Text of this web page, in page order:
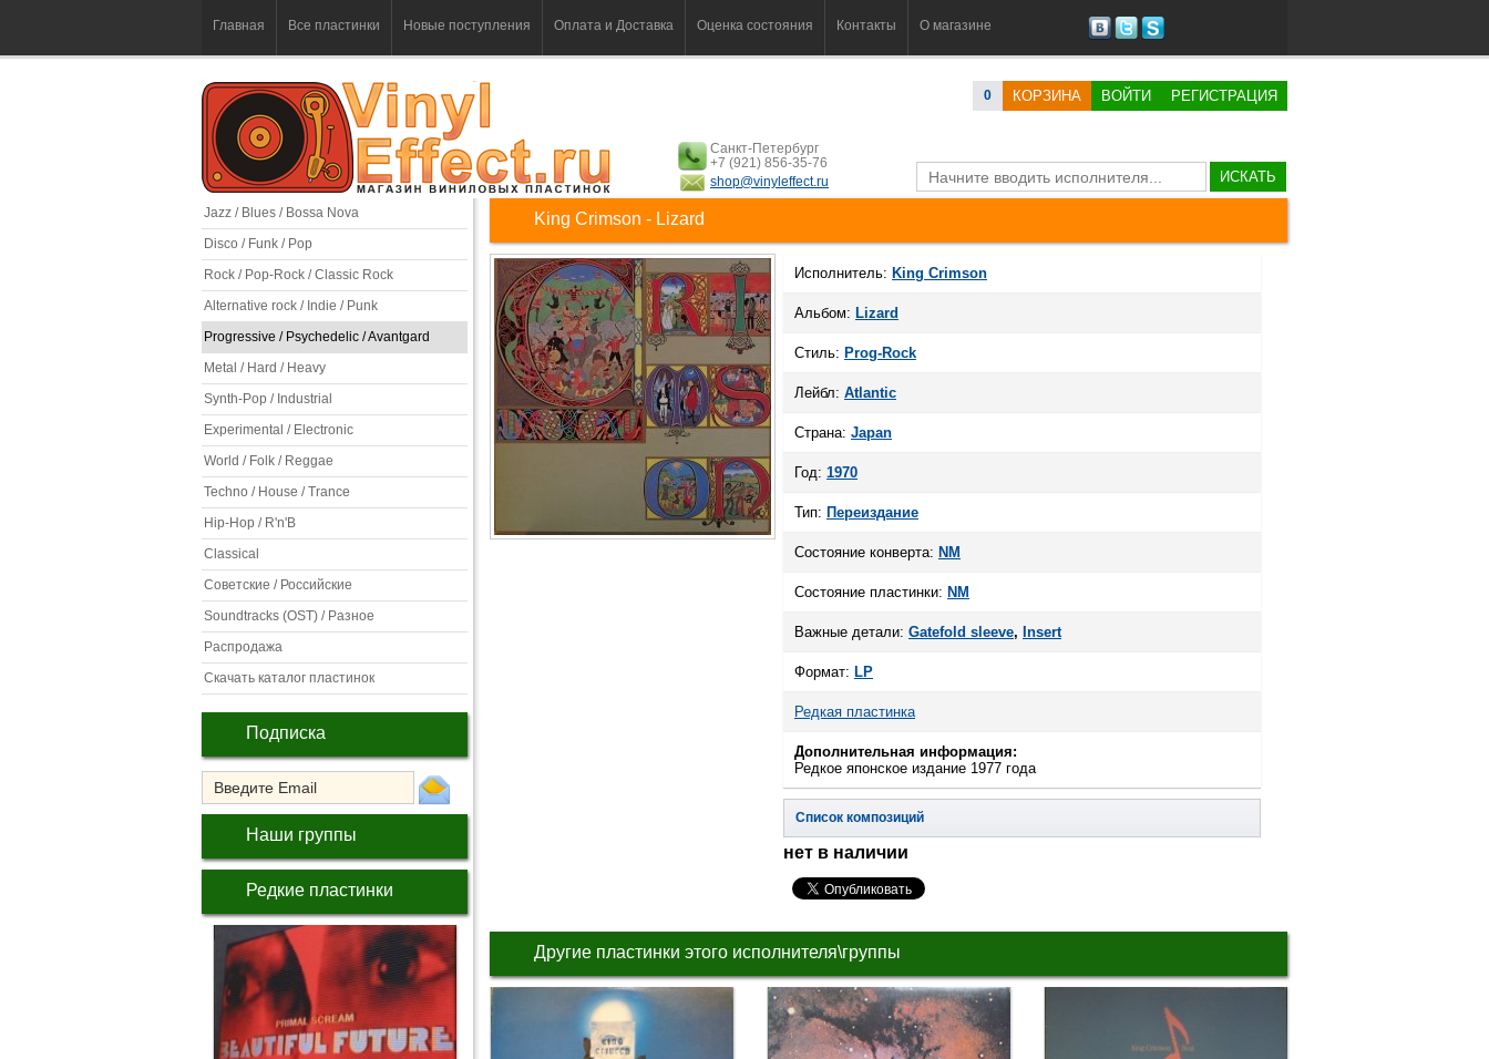
Главная Все пластинки Новые поступления Оплата и Доставка Оценка состояния Контакты О магазине
0 КОРЗИНА ВОЙТИ РЕГИСТРАЦИЯ
Санкт-Петербург
+7 (921) 856-35-76
shop@vinyleffect.ru
ИСКАТЬ
Jazz / Blues / Bossa Nova
Disco / Funk / Pop
Rock / Pop-Rock / Classic Rock
Alternative rock / Indie / Punk
Progressive / Psychedelic / Avantgard
Metal / Hard / Heavy
Synth-Pop / Industrial
Experimental / Electronic
World / Folk / Reggae
Techno / House / Trance
Hip-Hop / R'n'B
Classical
Советские / Российские
Soundtracks (OST) / Разное
Распродажа
Скачать каталог пластинок
Подписка
Наши группы
Редкие пластинки
King Crimson - Lizard
Исполнитель: King Crimson
Альбом: Lizard
Стиль: Prog-Rock
Лейбл: Atlantic
Страна: Japan
Год: 1970
Тип: Переиздание
Состояние конверта: NM
Состояние пластинки: NM
Важные детали: Gatefold sleeve, Insert
Формат: LP
Редкая пластинка
Дополнительная информация:
Редкое японское издание 1977 года
Список композиций
нет в наличии
Другие пластинки этого исполнителя\группы